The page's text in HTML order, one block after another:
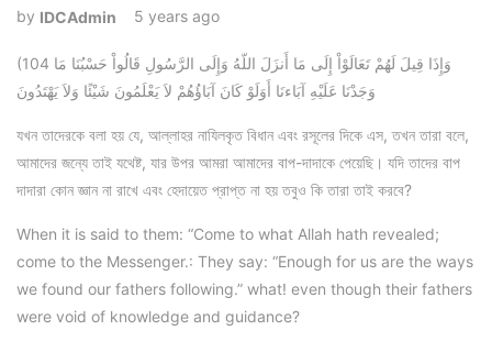
IDCAdmin 5 years ago
(104 وَإِذَا قِيلَ لَهُمْ تَعَالَوْاْ إِلَى مَا أَنزَلَ اللّهُ وَإِلَى الرَّسُولِ قَالُواْ حَسْبُنَا مَا
وَجَدْنَا عَلَيْهِ آبَاءنَا أَوَلَوْ كَانَ آبَاؤُهُمْ لاَ يَعْلَمُونَ شَيْئًا وَلاَ يَهْتَدُونَ
যখন তাদেরকে বলা হয় যে, আল্লাহর নাযিলকৃত বিধান এবং রসূলের দিকে এস, তখন তারা বলে,
আমাদের জন্যে তাই যথেষ্ট, যার উপর আমরা আমাদের বাপ-দাদাকে পেয়েছি। যদি তাদের বাপ
দাদারা কোন জ্ঞান না রাখে এবং হেদায়েত প্রাপ্ত না হয় তবুও কি তারা তাই করবে?
When it is said to them: “Come to what Allah hath revealed;
come to the Messenger.: They say: “Enough for us are the ways
we found our fathers following.” what! even though their fathers
were void of knowledge and guidance?